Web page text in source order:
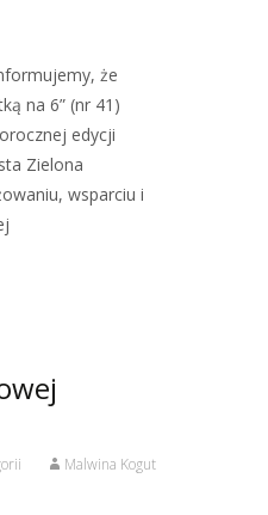
że
na 6” (nr 41)
edycji
Zielona
wsparciu i
Malwina Kogut